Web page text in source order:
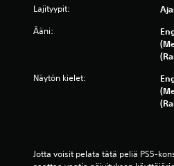
Lajityypit:
Ääni:
Näytön kielet:
Jotta voisit pelata tätä peliä PS5-